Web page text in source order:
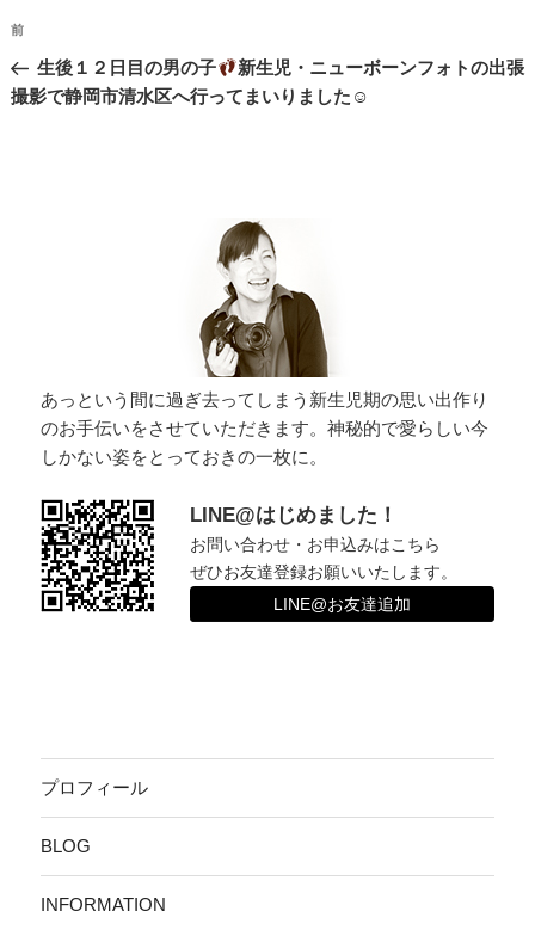
投
稿
ナ
過
去
の
前
生後１２日目の男の子
新生児・ニューボーンフォトの出張
撮影で静岡市清水区へ行ってまいりました☺︎
あっという間に過ぎ去ってしまう新生児期の思い出作り
のお手伝いをさせていただきます。神秘的で愛らしい今
しかない姿をとっておきの一枚に。
LINE@はじめました！
お問い合わせ・お申込みはこちら
ぜひお友達登録お願いいたします。
LINE@お友達追加
プロフィール
BLOG
INFORMATION